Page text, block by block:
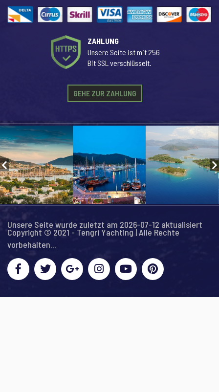
ZAHLUNG
Unsere Seite ist mit 256
Bit SSL verschlüsselt.
GEHE ZUR ZAHLUNG
Unsere Seite wurde zuletzt am 2026-07-12 aktualisiert
Copyright © 2021 - Tengri Yachting | Alle Rechte
vorbehalten...